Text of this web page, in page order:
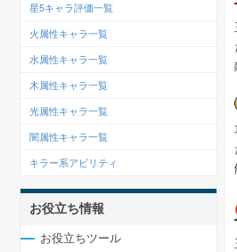
星5キャラ評価一覧
火属性キャラ一覧
水属性キャラ一覧
木属性キャラ一覧
光属性キャラ一覧
闇属性キャラ一覧
キラー系アビリティ
お役立ち情報
お役立ちツール